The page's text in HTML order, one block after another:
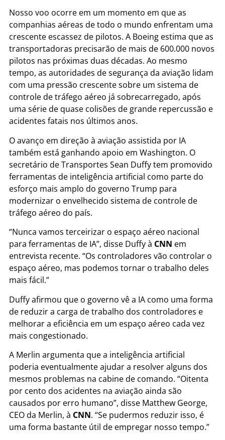
Nosso voo ocorre em um momento em que as
companhias aéreas de todo o mundo enfrentam uma
crescente escassez de pilotos. A Boeing estima que as
transportadoras precisarão de mais de 600.000 novos
pilotos nas próximas duas décadas. Ao mesmo
tempo, as autoridades de segurança da aviação lidam
com uma pressão crescente sobre um sistema de
controle de tráfego aéreo já sobrecarregado, após
uma série de quase colisões de grande repercussão e
acidentes fatais nos últimos anos.
O avanço em direção à aviação assistida por IA
também está ganhando apoio em Washington. O
secretário de Transportes Sean Duffy tem promovido
ferramentas de inteligência artificial como parte do
esforço mais amplo do governo Trump para
modernizar o envelhecido sistema de controle de
tráfego aéreo do país.
“Nunca vamos terceirizar o espaço aéreo nacional
para ferramentas de IA”, disse Duffy à CNN em
entrevista recente. “Os controladores vão controlar o
espaço aéreo, mas podemos tornar o trabalho deles
mais fácil.”
Duffy afirmou que o governo vê a IA como uma forma
de reduzir a carga de trabalho dos controladores e
melhorar a eficiência em um espaço aéreo cada vez
mais congestionado.
A Merlin argumenta que a inteligência artificial
poderia eventualmente ajudar a resolver alguns dos
mesmos problemas na cabine de comando. “Oitenta
por cento dos acidentes na aviação ainda são
causados por erro humano”, disse Matthew George,
CEO da Merlin, à CNN. “Se pudermos reduzir isso, é
uma forma bastante útil de empregar nosso tempo.”